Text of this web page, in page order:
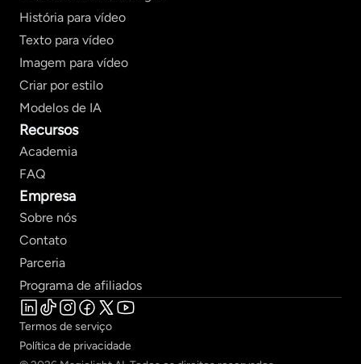
História para vídeo
Texto para vídeo
Imagem para vídeo
Criar por estilo
Modelos de IA
Recursos
Academia
FAQ
Empresa
Sobre nós
Contato
Parceria
Programa de afiliados
Termos de serviço
Política de privacidade